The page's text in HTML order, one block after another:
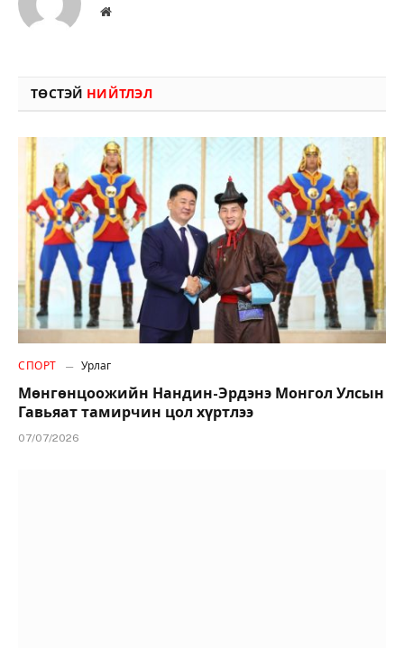
Вэбсайт
ТӨСТЭЙ НИЙТЛЭЛ
СПОРТ Урлаг
Мөнгөнцоожийн Нандин-Эрдэнэ Монгол Улсын
Гавьяат тамирчин цол хүртлээ
07/07/2026